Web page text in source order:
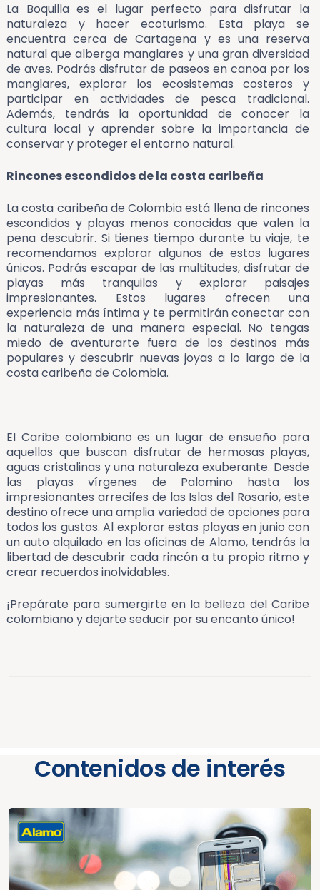
La Boquilla es el lugar perfecto para disfrutar la
naturaleza y hacer ecoturismo. Esta playa se
encuentra cerca de Cartagena y es una reserva
natural que alberga manglares y una gran diversidad
de aves. Podrás disfrutar de paseos en canoa por los
manglares, explorar los ecosistemas costeros y
participar en actividades de pesca tradicional.
Además, tendrás la oportunidad de conocer la
cultura local y aprender sobre la importancia de
conservar y proteger el entorno natural.
Rincones escondidos de la costa caribeña
La costa caribeña de Colombia está llena de rincones
escondidos y playas menos conocidas que valen la
pena descubrir. Si tienes tiempo durante tu viaje, te
recomendamos explorar algunos de estos lugares
únicos. Podrás escapar de las multitudes, disfrutar de
playas más tranquilas y explorar paisajes
impresionantes. Estos lugares ofrecen una
experiencia más íntima y te permitirán conectar con
la naturaleza de una manera especial. No tengas
miedo de aventurarte fuera de los destinos más
populares y descubrir nuevas joyas a lo largo de la
costa caribeña de Colombia.
El Caribe colombiano es un lugar de ensueño para
aquellos que buscan disfrutar de hermosas playas,
aguas cristalinas y una naturaleza exuberante. Desde
las playas vírgenes de Palomino hasta los
impresionantes arrecifes de las Islas del Rosario, este
destino ofrece una amplia variedad de opciones para
todos los gustos. Al explorar estas playas en junio con
un auto alquilado en las oficinas de Alamo, tendrás la
libertad de descubrir cada rincón a tu propio ritmo y
crear recuerdos inolvidables.
¡Prepárate para sumergirte en la belleza del Caribe
colombiano y dejarte seducir por su encanto único!
Contenidos de interés